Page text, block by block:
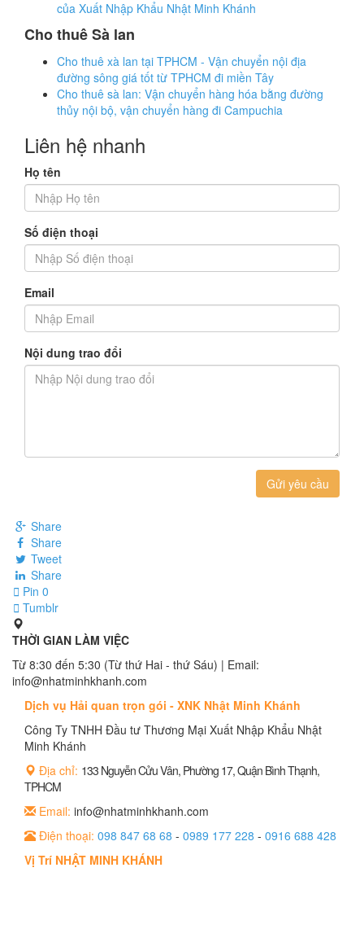
của Xuất Nhập Khẩu Nhật Minh Khánh
Cho thuê Sà lan
Cho thuê xà lan tại TPHCM - Vận chuyển nội địa
đường sông giá tốt từ TPHCM đi miền Tây
Cho thuê sà lan: Vận chuyển hàng hóa bằng đường
thủy nội bộ, vận chuyển hàng đi Campuchia
Liên hệ nhanh
Họ tên
Số điện thoại
Email
Nội dung trao đổi
Gửi yêu cầu
Share
Share
Tweet
Share
Pin 0
Tumblr
THỜI GIAN LÀM VIỆC
Từ 8:30 đến 5:30 (Từ thứ Hai - thứ Sáu) | Email:
info@nhatminhkhanh.com
Dịch vụ Hải quan trọn gói - XNK Nhật Minh Khánh
Công Ty TNHH Đầu tư Thương Mại Xuất Nhập Khẩu Nhật
Minh Khánh
Địa chỉ: 133 Nguyễn Cửu Vân, Phường 17, Quận Bình Thạnh,
TPHCM
Email: info@nhatminhkhanh.com
Điện thoại: 098 847 68 68 - 0989 177 228 - 0916 688 428
Vị Trí NHẬT MINH KHÁNH